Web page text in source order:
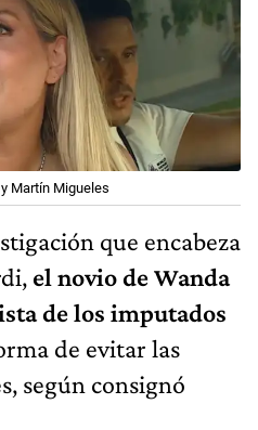
Martín Migueles
que encabeza
el novio de Wanda
de los imputados
de evitar las
según consignó